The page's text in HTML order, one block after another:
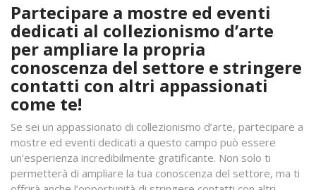
Partecipare a mostre ed eventi
dedicati al collezionismo d’arte
per ampliare la propria
conoscenza del settore e stringere
contatti con altri appassionati
come te!
Se sei un appassionato di collezionismo d’arte, partecipare a
mostre ed eventi dedicati a questo campo può essere
un’esperienza incredibilmente gratificante. Non solo ti
permetterà di ampliare la tua conoscenza del settore, ma ti